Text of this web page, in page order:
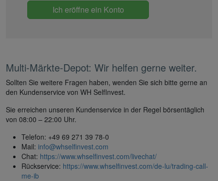
Ich eröffne ein Konto
Multi-Märkte-Depot: Wir helfen gerne weiter.
Sollten Sie weitere Fragen haben, wenden Sie sich bitte gerne an
den Kundenservice von WH SelfInvest.
Sie erreichen unseren Kundenservice in der Regel börsentäglich
von 08:00 – 22:00 Uhr.
Telefon: +49 69 271 39 78-0
Mail: info@whselfinvest.com
Chat: https://www.whselfinvest.com/livechat/
Rückservice: https://www.whselfinvest.com/de-lu/trading-call-
me-ib